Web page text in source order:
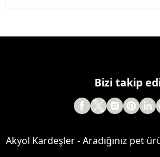
Bizi takip
Akyol Kardeşler - Aradığınız pet